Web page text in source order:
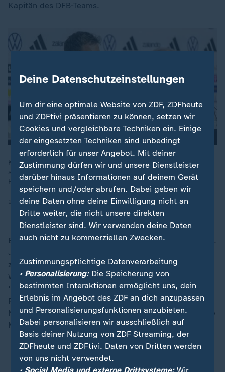
Kapitän des DFB-Teams.
Kurz vor dem vorletzten Testspiel auf dem Weg zur WM 2026
sprechen Bundestrainer Julian Nagelsmann und Sportdirektor
Rudi Völler über Form, Ziele und den DFB-Kader.
27.05.2026 | 45:28 min
Es sei zwar "nicht die Lösung, keine Meinung zu haben.
Jeder von uns hat zwangsläufig eine private Haltung
zu gewissen Themen, und auch ich habe gewisse
Werte, zu denen ich stehe", betonte der 31-Jährige:
"Gleichzeitig ist es schwierig, diese Meinung in der
Rolle des Fußballers oder des Kapitäns der
Nationalmannschaft zu äußern. Denn nur weil man eine
Meinung hat, ist man noch kein Experte."
Spielplan, Ergebnisse und Tabellen der WM 2026
Deine Datenschutzeinstellungen
Um dir eine optimale Website von ZDF, ZDFheute
und ZDFtivi präsentieren zu können, setzen wir
Cookies und vergleichbare Techniken ein. Einige
der eingesetzten Techniken sind unbedingt
erforderlich für unser Angebot. Mit deiner
Zustimmung dürfen wir und unsere Dienstleister
darüber hinaus Informationen auf deinem Gerät
speichern und/oder abrufen. Dabei geben wir
deine Daten ohne deine Einwilligung nicht an
Dritte weiter, die nicht unsere direkten
Dienstleister sind. Wir verwenden deine Daten
auch nicht zu kommerziellen Zwecken.
Zustimmungspflichtige Datenverarbeitung
• Personalisierung:Die Speicherung von
bestimmten Interaktionen ermöglicht uns, dein
Erlebnis im Angebot des ZDF an dich anzupassen
und Personalisierungsfunktionen anzubieten.
Dabei personalisieren wir ausschließlich auf
Basis deiner Nutzung von ZDF Streaming, der
ZDFheute und ZDFtivi. Daten von Dritten werden
von uns nicht verwendet.
• Social Media und externe Drittsysteme:Wir